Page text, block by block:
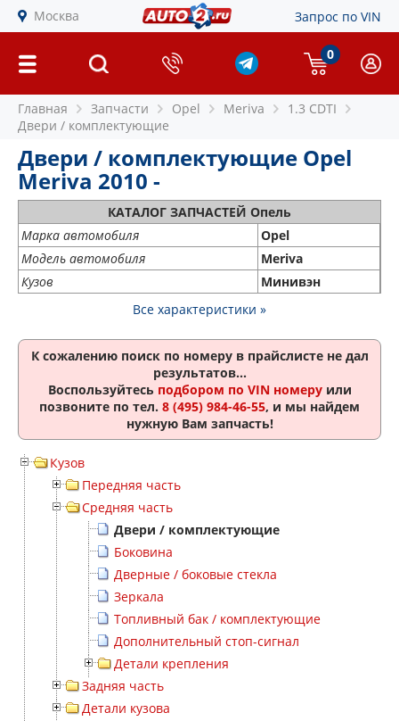
Москва Запрос по VIN
0
Главная Запчасти Opel Meriva
1.3 CDTI
Двери / комплектующие
Двери / комплектующие Opel
Meriva 2010 -
КАТАЛОГ ЗАПЧАСТЕЙ Опель
Марка автомобиля
Opel
Модель автомобиля
Meriva
Кузов
Минивэн
Все характеристики »
К сожалению поиск по номеру в прайслисте не дал
результатов...
Воспользуйтесь подбором по VIN номеруили
позвоните по тел. 8 (495) 984-46-55, и мы найдем
нужную Вам запчасть!
Кузов
Передняя часть
Средняя часть
Двери / комплектующие
Боковина
Дверные / боковые стекла
Зеркала
Топливный бак / комплектующие
Дополнительный стоп-сигнал
Детали крепления
Задняя часть
Детали кузова